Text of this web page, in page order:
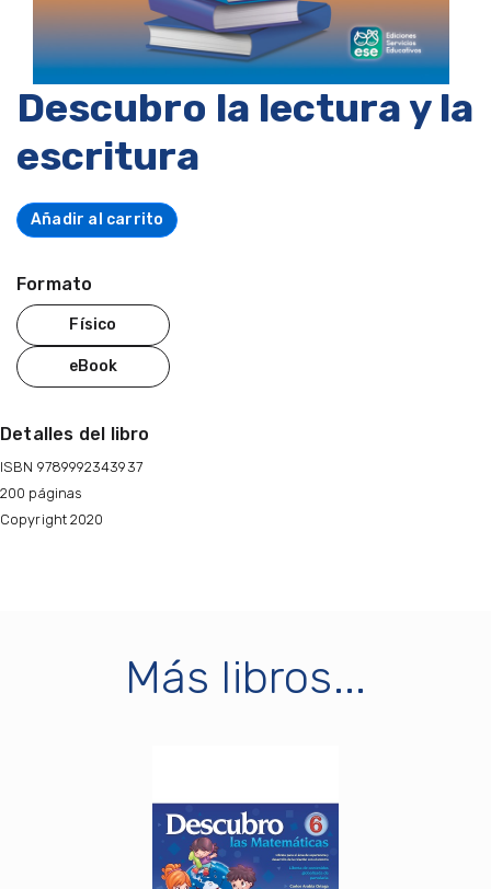
Descubro la lectura y la
escritura
Añadir al carrito
Formato
Físico
eBook
Detalles del libro
ISBN 9789992343937
200 páginas
Copyright 2020
Más libros...